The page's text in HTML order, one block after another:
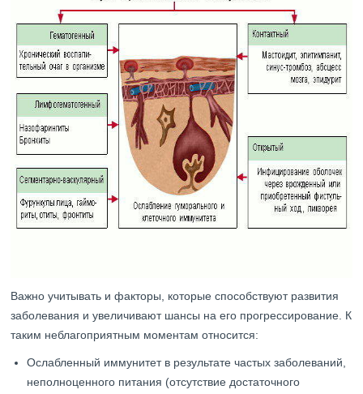
Важно учитывать и факторы, которые способствуют развития
заболевания и увеличивают шансы на его прогрессирование. К
таким неблагоприятным моментам относится:
Ослабленный иммунитет в результате частых заболеваний,
неполноценного питания (отсутствие достаточного